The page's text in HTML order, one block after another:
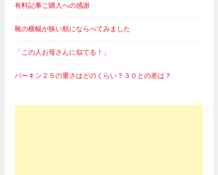
有料記事ご購入への感謝
靴の横幅が狭い順にならべてみました
「この人お母さんに似てる！」
バーキン２５の重さはどのくらい？３０との差は？